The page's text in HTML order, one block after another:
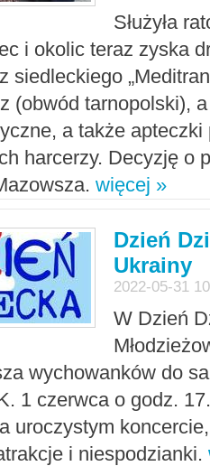
Służyła
i okolic teraz zyska
siedleckiego
(obwód tarnopolski),
a także apteczki
harcerzy. Decyzję o
więcej »
Dzień
Ukrainy
2022-05-31
W Dzień
wychowanków do
1 czerwca o godz.
uroczystym
i niespodzianki.